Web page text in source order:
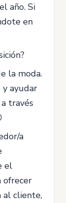
año. Si
en
la moda.
y ayudar
través
a
el
ofrecer
al cliente,